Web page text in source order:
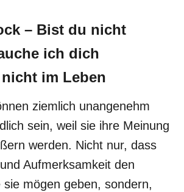
– Bist du nicht
ich dich
im Leben
ziemlich unangenehm
sein, weil sie ihre Meinung
werden. Nicht nur, dass
Aufmerksamkeit den
sie mögen geben, sondern,